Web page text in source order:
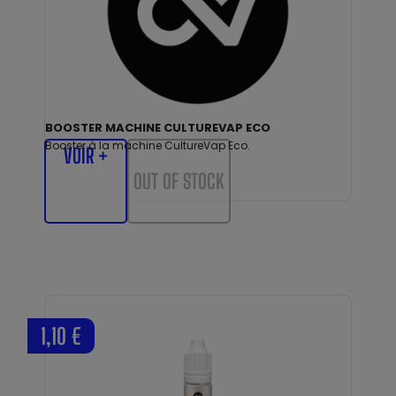
BOOSTER MACHINE CULTUREVAP ECO
Booster à la machine CultureVap Eco.
VOIR +
OUT OF STOCK
1,10 €